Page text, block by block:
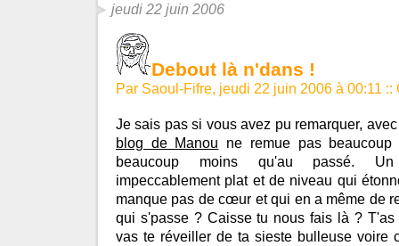
jeudi 22 juin 2006
Debout là n'dans !
Par Saoul-Fifre, jeudi 22 juin 2006 à 00:11 ::
Je sais pas si vous avez pu remarquer,
blog de Manou ne remue pas
beaucoup moins qu'au passé. Un
impeccablement plat et de niveau qui
manque pas de cœur et qui en a même de
qui s'passe ? Caisse tu nous fais là ?
vas te réveiller de ta sieste bulleuse voire